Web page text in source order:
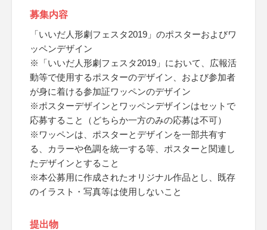
募集内容
「いいだ人形劇フェスタ2019」のポスターおよびワ
ッペンデザイン
※「いいだ人形劇フェスタ2019」において、広報活
動等で使用するポスターのデザイン、および参加者
が身に着ける参加証ワッペンのデザイン
※ポスターデザインとワッペンデザインはセットで
応募すること（どちらか一方のみの応募は不可）
※ワッペンは、ポスターとデザインを一部共有す
る、カラーや色調を統一する等、ポスターと関連し
たデザインとすること
※本公募用に作成されたオリジナル作品とし、既存
のイラスト・写真等は使用しないこと
提出物